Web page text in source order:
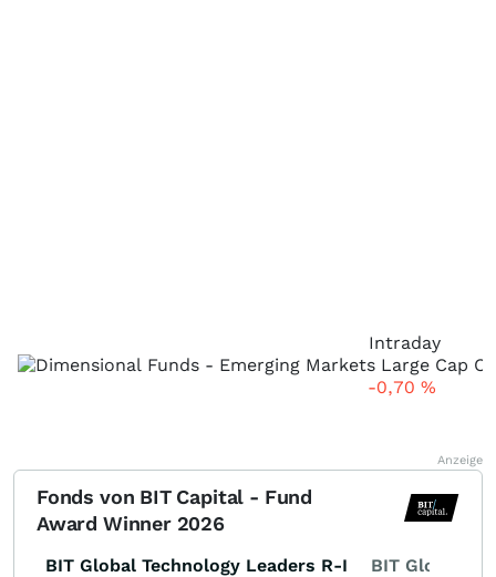
Intraday
-0,70 %
Anzeige
Fonds von BIT Capital - Fund
Award Winner 2026
BIT Global Technology Leaders R-I BIT Global